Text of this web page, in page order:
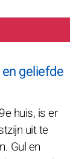
geliefde
huis, is er
uit te
Gul en